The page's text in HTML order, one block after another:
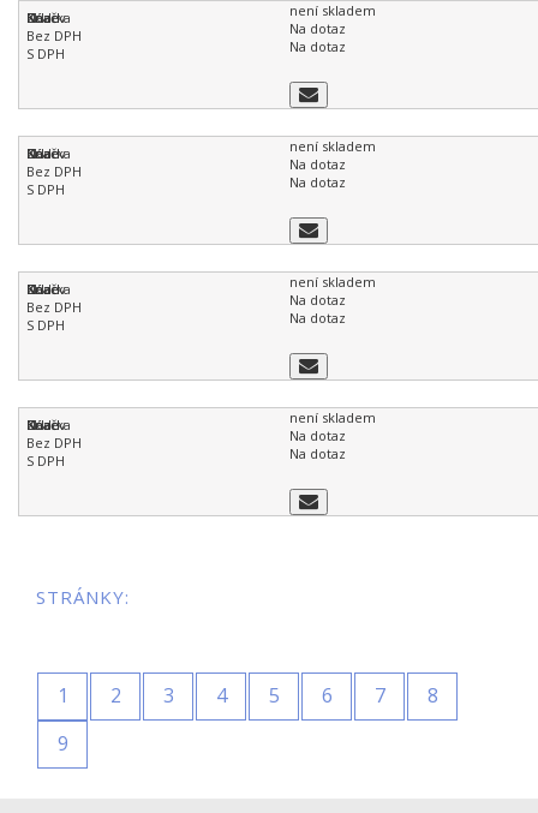
není skladem
Na dotaz
Na dotaz
není skladem
Na dotaz
Na dotaz
není skladem
Na dotaz
Na dotaz
není skladem
Na dotaz
Na dotaz
STRÁNKY:
1 2 3 4 5 6 7
8
9